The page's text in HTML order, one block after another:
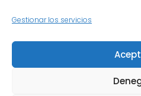
Gestionar los servicios
Inicio
Política de privacidad